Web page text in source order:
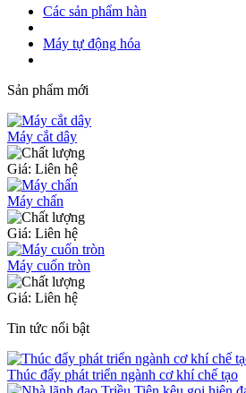
Các sản phẩm hàn
Máy tự động hóa
Sản phẩm mới
Máy cắt dây
Giá: Liên hệ
Máy chấn
Giá: Liên hệ
Máy cuốn tròn
Giá: Liên hệ
Tin tức nổi bật
Thúc đẩy phát triển ngành cơ khí chế tạo